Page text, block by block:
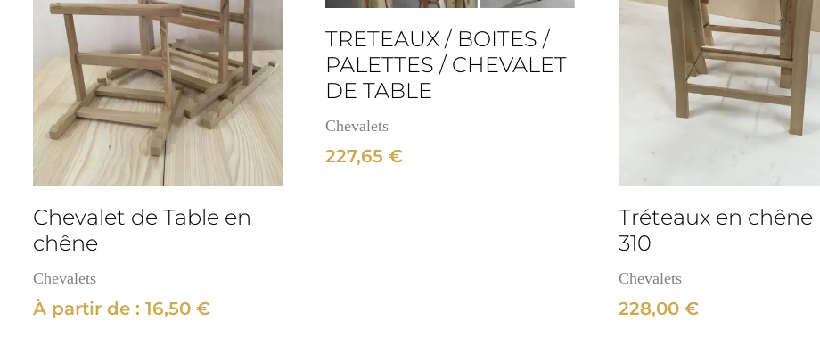
Chevalet de Table en
chêne
Chevalets
À partir de : 16,50 €
TRETEAUX / BOITES /
PALETTES / CHEVALET
DE TABLE
Chevalets
227,65€
Tréteaux en chêne
310
Chevalets
228,00 €